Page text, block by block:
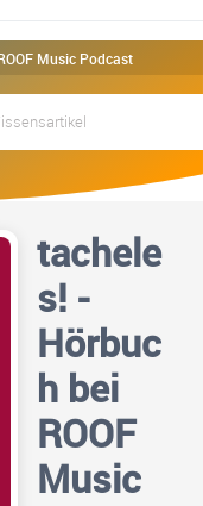
Music Podcast
tachele
s! -
Hörbuc
h bei
ROOF
Music